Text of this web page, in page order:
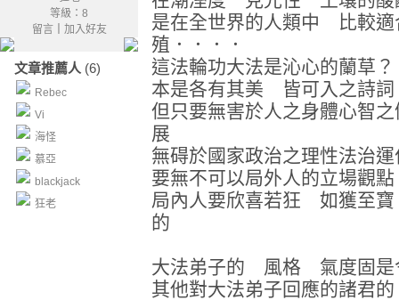
等級：8
留言｜ 加入好友
文章推薦人 (6)
Rebec
Vi
海怪
慕亞
blackjack
狂老
是在全世界的人類中 比較適
殖．．．．
這法輪功大法是沁心的蘭草
本是各有其美 皆可入之詩詞
但只要無害於人之身體心智
展
無碍於國家政治之理性法治運
要無不可以局外人的立場
局內人要欣喜若狂 如獲至
的
大法弟子的 風格 氣度固是
其他對大法弟子回應的諸